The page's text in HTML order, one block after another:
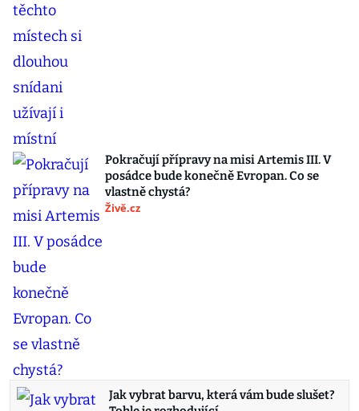
Pokračují přípravy na misi Artemis III. V
posádce bude konečně Evropan. Co se
vlastně chystá?
Živě.cz
Jak vybrat barvu, která vám bude slušet?